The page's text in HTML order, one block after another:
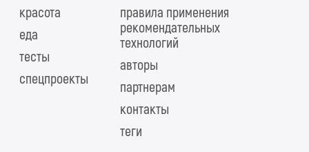
красота
еда
тесты
спецпроекты
правила применения
рекомендательных
технологий
авторы
партнерам
контакты
теги